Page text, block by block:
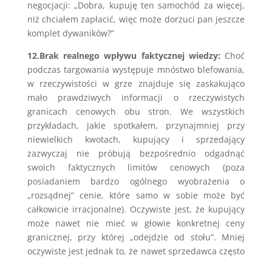
negocjacji: „Dobra, kupuję ten samochód za więcej,
niż chciałem zapłacić, więc może dorzuci pan jeszcze
komplet dywaników?”
12.Brak realnego wpływu faktycznej wiedzy: Choć
podczas targowania występuje mnóstwo blefowania,
w rzeczywistości w grze znajduje się zaskakująco
mało prawdziwych informacji o rzeczywistych
granicach cenowych obu stron. We wszystkich
przykładach, jakie spotkałem, przynajmniej przy
niewielkich kwotach, kupujący i sprzedający
zazwyczaj nie próbują bezpośrednio odgadnąć
swoich faktycznych limitów cenowych (poza
posiadaniem bardzo ogólnego wyobrażenia o
„rozsądnej” cenie, które samo w sobie może być
całkowicie irracjonalne). Oczywiste jest, że kupujący
może nawet nie mieć w głowie konkretnej ceny
granicznej, przy której „odejdzie od stołu”. Mniej
oczywiste jest jednak to, że nawet sprzedawca często